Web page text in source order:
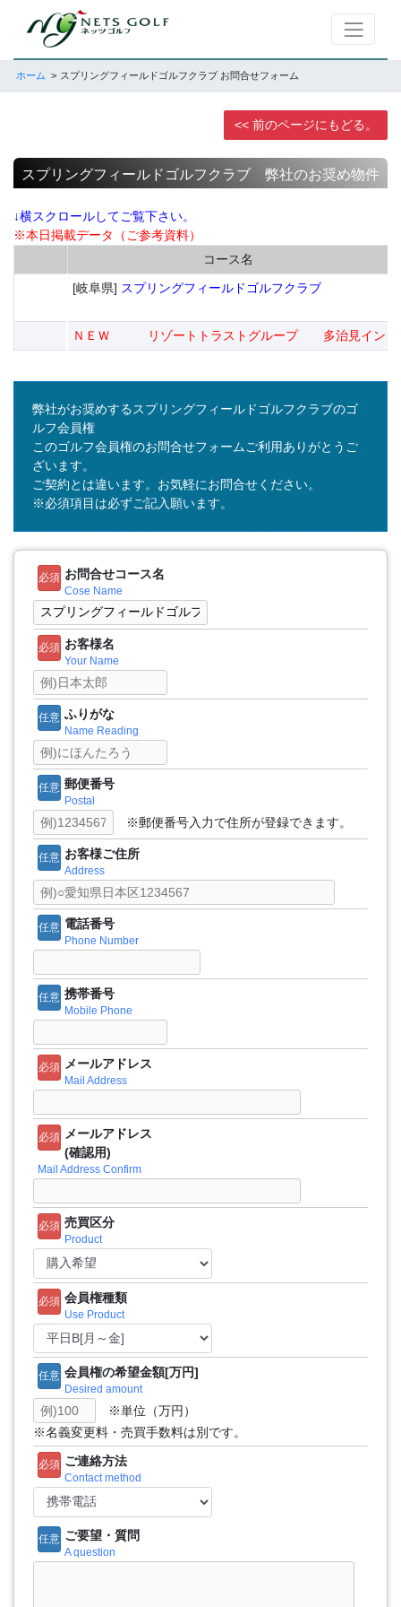
ホーム スプリングフィールドゴルフクラブ お問合せフォーム
<< 前のページにもどる。
スプリングフィールドゴルフクラブ 弊社のお奨め物件
↓横スクロールしてご覧下さい。
※本日掲載データ（ご参考資料）
コース名
[岐阜県] スプリングフィールドゴルフクラブ
ＮＥＷ リゾートトラストグループ 多治見インター
弊社がお奨めするスプリングフィールドゴルフクラブのゴ
ルフ会員権
このゴルフ会員権のお問合せフォームご利用ありがとうご
ざいます。
ご契約とは違います。お気軽にお問合せください。
※必須項目は必ずご記入願います。
必須 お問合せコース名
Cose Name
必須 お客様名
Your Name
任意 ふりがな
Name Reading
任意 郵便番号
Postal
※郵便番号入力で住所が登録できます。
任意 お客様ご住所
Address
任意 電話番号
Phone Number
任意 携帯番号
Mobile Phone
必須 メールアドレス
Mail Address
必須 メールアドレス
(確認用)
Mail Address Confirm
必須 売買区分
Product
必須 会員権種類
Use Product
任意 会員権の希望金額[万円]
Desired amount
※単位（万円）
※名義変更料・売買手数料は別です。
必須 ご連絡方法
Contact method
任意 ご要望・質問
A question